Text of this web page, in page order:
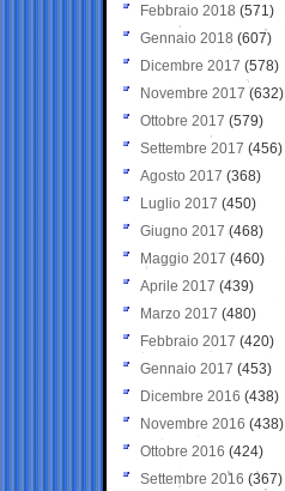
Febbraio 2018 (571)
Gennaio 2018 (607)
Dicembre 2017 (578)
Novembre 2017 (632)
Ottobre 2017 (579)
Settembre 2017 (456)
Agosto 2017 (368)
Luglio 2017 (450)
Giugno 2017 (468)
Maggio 2017 (460)
Aprile 2017 (439)
Marzo 2017 (480)
Febbraio 2017 (420)
Gennaio 2017 (453)
Dicembre 2016 (438)
Novembre 2016 (438)
Ottobre 2016 (424)
Settembre 2016 (367)